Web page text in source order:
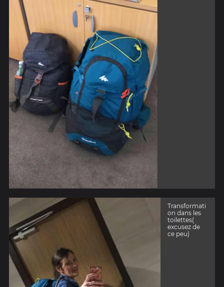
Transformati
on dans les
toilettes(
excusez de
ce peu)